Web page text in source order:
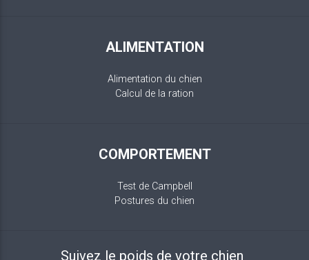
ALIMENTATION
Alimentation du chien
Calcul de la ration
COMPORTEMENT
Test de Campbell
Postures du chien
Suivez le poids de votre chien